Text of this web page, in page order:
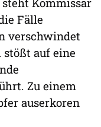
Fälle
verschwindet
auf eine
Zu einem
auserkoren